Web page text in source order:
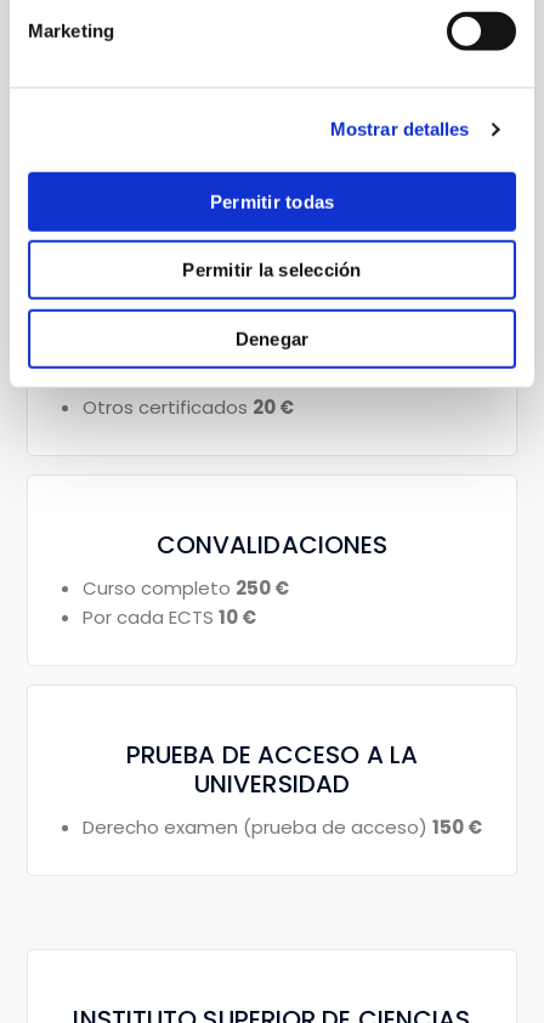
Marketing
Mostrar detalles
Permitir todas
Permitir la selección
Denegar
Matrícula del curso completo
CERTIFICACIONES
Otros certificados 20 €
CONVALIDACIONES
Curso completo 250 €
Por cada ECTS10 €
PRUEBA DE ACCESO A LA
UNIVERSIDAD
Derecho examen (prueba de acceso)150 €